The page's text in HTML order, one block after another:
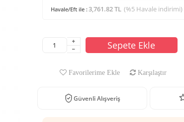
Havale/Eft ile :3,761.82 TL (%5 Havale indirimi)
Sepete Ekle
Favorilerime Ekle Karşılaştır
Güvenli Alışveriş